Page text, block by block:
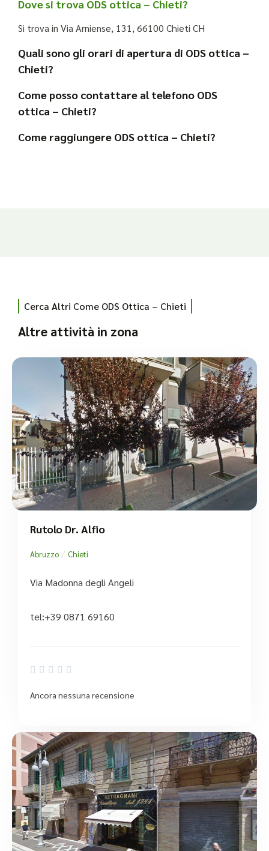
Dove si trova ODS ottica – Chieti?
Si trova in Via Arniense, 131, 66100 Chieti CH
Quali sono gli orari di apertura di ODS ottica –
Chieti?
Come posso contattare al telefono ODS
ottica – Chieti?
Come raggiungere ODS ottica – Chieti?
Cerca Altri Come ODS Ottica – Chieti
Altre attività in zona
Rutolo Dr. Alfio
Abruzzo / Chieti
Via Madonna degli Angeli
tel:+39 0871 69160
    
Ancora nessuna recensione